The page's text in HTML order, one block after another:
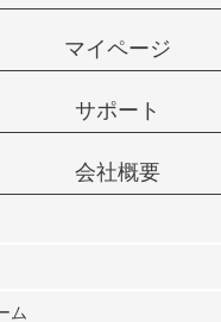
マイページ
サポート
会社概要
ム